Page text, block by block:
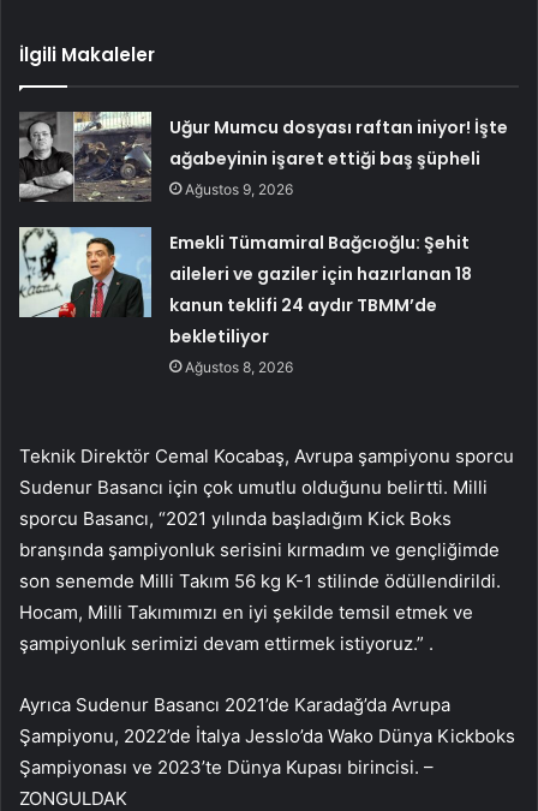
İlgili Makaleler
Uğur Mumcu dosyası raftan iniyor! İşte
ağabeyinin işaret ettiği baş şüpheli
Ağustos 9, 2026
Emekli Tümamiral Bağcıoğlu: Şehit
aileleri ve gaziler için hazırlanan 18
kanun teklifi 24 aydır TBMM’de
bekletiliyor
Ağustos 8, 2026
Teknik Direktör Cemal Kocabaş, Avrupa şampiyonu sporcu
Sudenur Basancı için çok umutlu olduğunu belirtti. Milli
sporcu Basancı, “2021 yılında başladığım Kick Boks
branşında şampiyonluk serisini kırmadım ve gençliğimde
son senemde Milli Takım 56 kg K-1 stilinde ödüllendirildi.
Hocam, Milli Takımımızı en iyi şekilde temsil etmek ve
şampiyonluk serimizi devam ettirmek istiyoruz.” .
Ayrıca Sudenur Basancı 2021’de Karadağ’da Avrupa
Şampiyonu, 2022’de İtalya Jesslo’da Wako Dünya Kickboks
Şampiyonası ve 2023’te Dünya Kupası birincisi. –
ZONGULDAK